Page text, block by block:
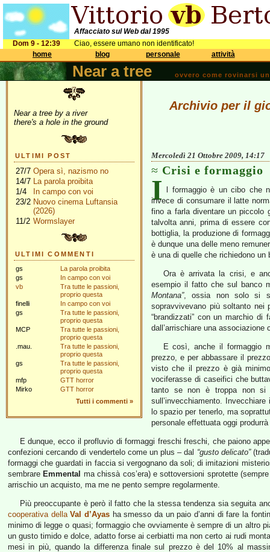
Affacciato sul Web dal 1995
Dom 9 - 12:39
Ciao, essere umano non identificato!
home
blog personale attività
Near a tree ovvero come rovinarsi
Near a tree by a river
there's a hole in the ground
ULTIMI POST
27/7 Opera sì, nazismo no
14/7 La parola proibita
1/4
In campo con voi
23/2 Nuovo cinema Luftansia
(2026)
11/2 Wormslayer
ULTIMI COMMENTI
gs
La parola proibita
gs
In campo con voi
vb
Tra tutte le passioni,
proprio questa
finelli
In campo con voi
gs
Tra tutte le passioni,
proprio questa
MCP
Tra tutte le passioni,
proprio questa
.mau.
Tra tutte le passioni,
proprio questa
gs
Tra tutte le passioni,
proprio questa
mfp
GTT horror
Mirko
GTT horror
Tutti i commenti »
Archivio per il
Mercoledì 21 Ottobre 2009, 14:17
Crisi e formaggio
I
l formaggio è un cibo che
invece di consumare il latte
fino a farla diventare un piccolo
talvolta anni, prima di essere
bottiglia, la produzione di
è dunque una delle meno
è una di quelle che richiedono un
Ora è arrivata la crisi, e
esempio il fatto che sul banco
Montana”, ossia non solo si
sopravvivevano più soltanto
“brandizzati” con un marchio
dall’arrischiare una associazione
E così, anche il formaggio
prezzo, e per abbassare il
visto che il prezzo è già
vociferasse di caseifici che
tanto se non è troppa non si
sull’invecchiamento.
lo spazio per tenerlo, ma
personale effettuata oggi
E dunque, ecco il profluvio di formaggi freschi freschi, che paiono
confezioni cercando di vendertelo come un plus – dal “gusto delicato”
formaggi che guardati in faccia si vergognano da soli; di imitazioni
sembrare Emmental ma chissà cos’era) e sottoversioni sprotette
arrischio un acquisto, ma me ne pento sempre regolarmente.
Più preoccupante è però il fatto che la stessa tendenza sia seguita
cooperativa dellaVal d’Ayas ha smesso da un paio d’anni di fare la
minimo di legge o quasi; formaggio che ovviamente è sempre di un altro
un gusto timido e dolce, adatto forse ai cerbiatti ma non certo ai rudi
mesi in più, quando la differenza finale sul prezzo è del 10% al